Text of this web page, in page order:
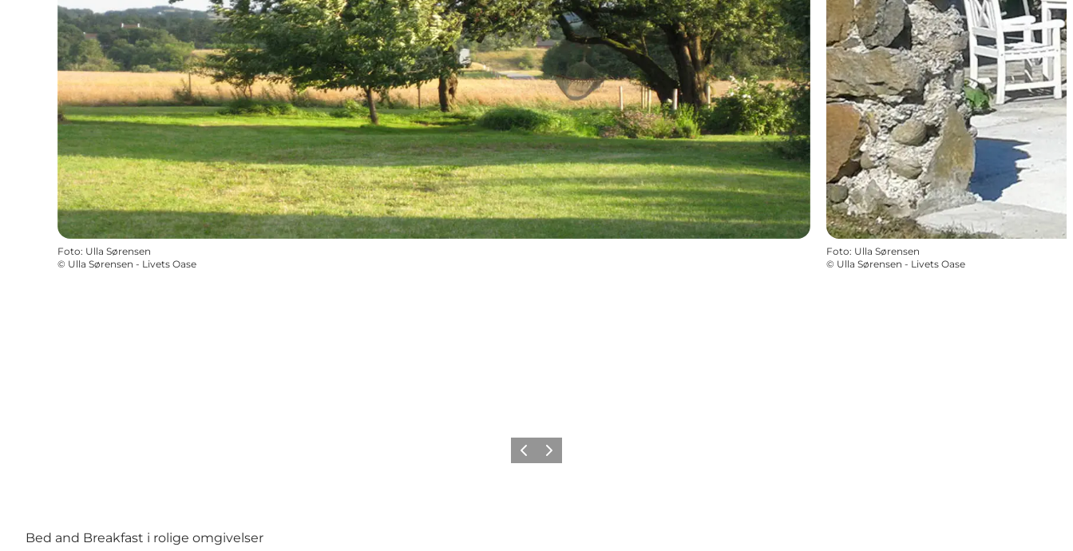
Foto: Ulla Sørensen
© Ulla Sørensen - Livets Oase
Foto: Ulla Sørensen
© Ulla Sørensen - Livets Oase
ForrigeNæste
Bed and Breakfast i rolige omgivelser